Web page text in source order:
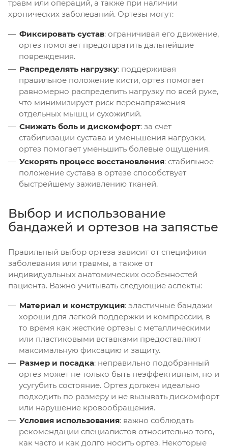
травм или операций, а также при наличии
хронических заболеваний. Ортезы могут:
Фиксировать сустав: ограничивая его движение,
ортез помогает предотвратить дальнейшие
повреждения.
Распределять нагрузку: поддерживая
правильное положение кисти, ортез помогает
равномерно распределить нагрузку по всей руке,
что минимизирует риск перенапряжения
отдельных мышц и сухожилий.
Снижать боль и дискомфорт: за счет
стабилизации сустава и уменьшения нагрузки,
ортез помогает уменьшить болевые ощущения.
Ускорять процесс восстановления: стабильное
положение сустава в ортезе способствует
быстрейшему заживлению тканей.
Выбор и использование
бандажей и ортезов на запястье
Правильный выбор ортеза зависит от специфики
заболевания или травмы, а также от
индивидуальных анатомических особенностей
пациента. Важно учитывать следующие аспекты:
Материал и конструкция: эластичные бандажи
хороши для легкой поддержки и компрессии, в
то время как жесткие ортезы с металлическими
или пластиковыми вставками предоставляют
максимальную фиксацию и защиту.
Размер и посадка: неправильно подобранный
ортез может не только быть неэффективным, но и
усугубить состояние. Ортез должен идеально
подходить по размеру и не вызывать дискомфорт
или нарушение кровообращения.
Условия использования: важно соблюдать
рекомендации специалистов относительно того,
как часто и как долго носить ортез. Некоторые